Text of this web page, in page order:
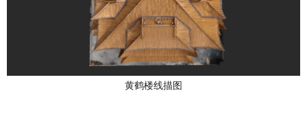
黄鹤楼线描图